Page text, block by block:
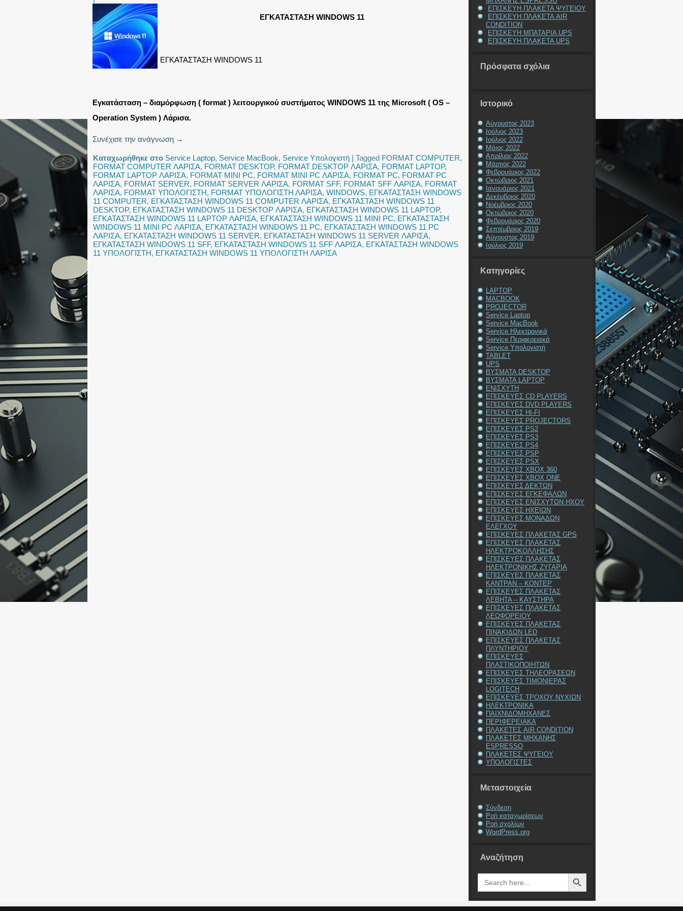
ΕΓΚΑΤΑΣΤΑΣΗ WINDOWS 11
ΕΓΚΑΤΑΣΤΑΣΗ WINDOWS 11
Εγκατάσταση – διαμόρφωση ( format ) λειτουργικού συστήματος WINDOWS 11 της Microsoft ( OS –
Operation System ) Λάρισα.
Συνέχισε την ανάγνωση →
Καταχωρήθηκε στο Service Laptop, Service MacBook, Service Υπολογιστή | Tagged FORMAT COMPUTER,
FORMAT COMPUTER ΛΑΡΙΣΑ, FORMAT DESKTOP, FORMAT DESKTOP ΛΑΡΙΣΑ, FORMAT LAPTOP,
FORMAT LAPTOP ΛΑΡΙΣΑ, FORMAT MINI PC, FORMAT MINI PC ΛΑΡΙΣΑ, FORMAT PC, FORMAT PC
ΛΑΡΙΣΑ, FORMAT SERVER, FORMAT SERVER ΛΑΡΙΣΑ, FORMAT SFF, FORMAT SFF ΛΑΡΙΣΑ, FORMAT
ΛΑΡΙΣΑ, FORMAT ΥΠΟΛΟΓΙΣΤΗ, FORMAT ΥΠΟΛΟΓΙΣΤΗ ΛΑΡΙΣΑ, WINDOWS, ΕΓΚΑΤΑΣΤΑΣΗ WINDOWS
11 COMPUTER, ΕΓΚΑΤΑΣΤΑΣΗ WINDOWS 11 COMPUTER ΛΑΡΙΣΑ, ΕΓΚΑΤΑΣΤΑΣΗ WINDOWS 11
DESKTOP, ΕΓΚΑΤΑΣΤΑΣΗ WINDOWS 11 DESKTOP ΛΑΡΙΣΑ, ΕΓΚΑΤΑΣΤΑΣΗ WINDOWS 11 LAPTOP,
ΕΓΚΑΤΑΣΤΑΣΗ WINDOWS 11 LAPTOP ΛΑΡΙΣΑ, ΕΓΚΑΤΑΣΤΑΣΗ WINDOWS 11 MINI PC, ΕΓΚΑΤΑΣΤΑΣΗ
WINDOWS 11 MINI PC ΛΑΡΙΣΑ, ΕΓΚΑΤΑΣΤΑΣΗ WINDOWS 11 PC, ΕΓΚΑΤΑΣΤΑΣΗ WINDOWS 11 PC
ΛΑΡΙΣΑ, ΕΓΚΑΤΑΣΤΑΣΗ WINDOWS 11 SERVER, ΕΓΚΑΤΑΣΤΑΣΗ WINDOWS 11 SERVER ΛΑΡΙΣΑ,
ΕΓΚΑΤΑΣΤΑΣΗ WINDOWS 11 SFF, ΕΓΚΑΤΑΣΤΑΣΗ WINDOWS 11 SFF ΛΑΡΙΣΑ, ΕΓΚΑΤΑΣΤΑΣΗ WINDOWS
11 ΥΠΟΛΟΓΙΣΤΗ, ΕΓΚΑΤΑΣΤΑΣΗ WINDOWS 11 ΥΠΟΛΟΓΙΣΤΗ ΛΑΡΙΣΑ
ΕΠΙΣΚΕΥΗ ΠΛΑΚΕΤΑ ΨΥΓΕΙΟΥ
ΕΠΙΣΚΕΥΗ ΠΛΑΚΕΤΑ AIR
CONDITION
ΕΠΙΣΚΕΥΗ ΜΠΑΤΑΡΙΑ UPS
ΕΠΙΣΚΕΥΗ ΠΛΑΚΕΤΑ UPS
Πρόσφατα σχόλια
Ιστορικό
Αύγουστος 2023
Ιούλιος 2023
Ιούλιος 2022
Μάιος 2022
Απρίλιος 2022
Μάρτιος 2022
Φεβρουάριος 2022
Οκτώβριος 2021
Ιανουάριος 2021
Δεκέμβριος 2020
Νοέμβριος 2020
Οκτώβριος 2020
Φεβρουάριος 2020
Σεπτέμβριος 2019
Αύγουστος 2019
Ιούλιος 2019
Kατηγορίες
LAPTOP
MACBOOK
PROJECTOR
Service Laptop
Service MacBook
Service Ηλεκτρονικά
Service Περιφερειακά
Service Υπολογιστή
TABLET
UPS
ΒΥΣΜΑΤΑ DESKTOP
ΒΥΣΜΑΤΑ LAPTOP
ΕΝΙΣΧΥΤΗ
ΕΠΙΣΚΕΥΕΣ CD PLAYERS
ΕΠΙΣΚΕΥΕΣ DVD PLAYERS
ΕΠΙΣΚΕΥΕΣ HI-FI
ΕΠΙΣΚΕΥΕΣ PROJECTORS
ΕΠΙΣΚΕΥΕΣ PS2
ΕΠΙΣΚΕΥΕΣ PS3
ΕΠΙΣΚΕΥΕΣ PS4
ΕΠΙΣΚΕΥΕΣ PSP
ΕΠΙΣΚΕΥΕΣ PSX
ΕΠΙΣΚΕΥΕΣ XBOX 360
ΕΠΙΣΚΕΥΕΣ XBOX ONE
ΕΠΙΣΚΕΥΕΣ ΔΕΚΤΩΝ
ΕΠΙΣΚΕΥΕΣ ΕΓΚΕΦΑΛΩΝ
ΕΠΙΣΚΕΥΕΣ ΕΝΙΣΧΥΤΩΝ ΗΧΟΥ
ΕΠΙΣΚΕΥΕΣ ΗΧΕΙΩΝ
ΕΠΙΣΚΕΥΕΣ ΜΟΝΑΔΩΝ
ΕΛΕΓΧΟΥ
ΕΠΙΣΚΕΥΕΣ ΠΛΑΚΕΤΑΣ GPS
ΕΠΙΣΚΕΥΕΣ ΠΛΑΚΕΤΑΣ
ΗΛΕΚΤΡΟΚΟΛΛΗΣΗΣ
ΕΠΙΣΚΕΥΕΣ ΠΛΑΚΕΤΑΣ
ΗΛΕΚΤΡΟΝΙΚΗΣ ΖΥΓΑΡΙΑ
ΕΠΙΣΚΕΥΕΣ ΠΛΑΚΕΤΑΣ
ΚΑΝΤΡΑΝ – ΚΟΝΤΕΡ
ΕΠΙΣΚΕΥΕΣ ΠΛΑΚΕΤΑΣ
ΛΕΒΗΤΑ – ΚΑΥΣΤΗΡΑ
ΕΠΙΣΚΕΥΕΣ ΠΛΑΚΕΤΑΣ
ΛΕΩΦΟΡΕΙΟΥ
ΕΠΙΣΚΕΥΕΣ ΠΛΑΚΕΤΑΣ
ΠΙΝΑΚΙΔΩΝ LED
ΕΠΙΣΚΕΥΕΣ ΠΛΑΚΕΤΑΣ
ΠΛΥΝΤΗΡΙΟΥ
ΕΠΙΣΚΕΥΕΣ
ΠΛΑΣΤΙΚΟΠΟΙΗΤΩΝ
ΕΠΙΣΚΕΥΕΣ ΤΗΛΕΟΡΑΣΕΩΝ
ΕΠΙΣΚΕΥΕΣ ΤΙΜΟΝΙΕΡΑΣ
LOGITECH
ΕΠΙΣΚΕΥΕΣ ΤΡΟΧΟΥ ΝΥΧΙΩΝ
ΗΛΕΚΤΡΟΝΙΚΑ
ΠΑΙΧΝΙΔΟΜΗΧΑΝΕΣ
ΠΕΡΙΦΕΡΕΙΑΚΑ
ΠΛΑΚΕΤΕΣ AIR CONDITION
ΠΛΑΚΕΤΕΣ ΜΗΧΑΝΗΣ
ESPRESSO
ΠΛΑΚΕΤΕΣ ΨΥΓΕΙΟΥ
ΥΠΟΛΟΓΙΣΤΕΣ
Μεταστοιχεία
Σύνδεση
Ροή καταχωρίσεων
Ροή σχολίων
WordPress.org
Αναζήτηση
Search
for:
Search Button